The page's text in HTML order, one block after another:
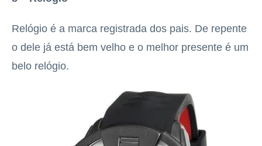
Relógio é a marca registrada dos pais. De repente
o dele já está bem velho e o melhor presente é um
belo relógio.